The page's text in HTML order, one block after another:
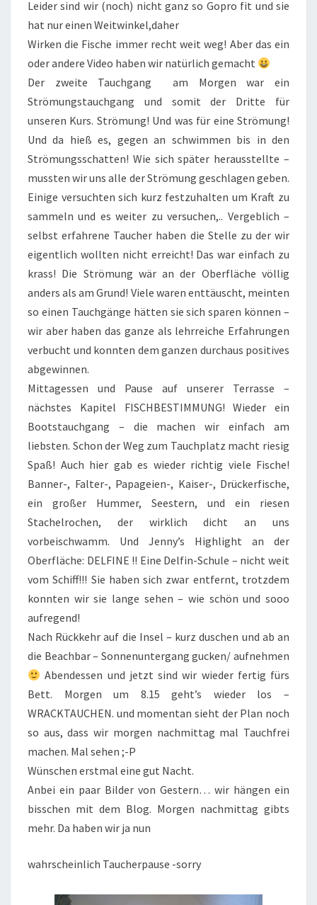
Leider sind wir (noch) nicht ganz so Gopro fit und sie
hat nur einen Weitwinkel,daher
Wirken die Fische immer recht weit weg! Aber das ein
oder andere Video haben wir natürlich gemacht
Der zweite Tauchgang am Morgen war ein
Strömungstauchgang und somit der Dritte für
unseren Kurs. Strömung! Und was für eine Strömung!
Und da hieß es, gegen an schwimmen bis in den
Strömungsschatten! Wie sich später herausstellte –
mussten wir uns alle der Strömung geschlagen geben.
Einige versuchten sich kurz festzuhalten um Kraft zu
sammeln und es weiter zu versuchen,.. Vergeblich –
selbst erfahrene Taucher haben die Stelle zu der wir
eigentlich wollten nicht erreicht! Das war einfach zu
krass! Die Strömung wär an der Oberfläche völlig
anders als am Grund! Viele waren enttäuscht, meinten
so einen Tauchgänge hätten sie sich sparen können –
wir aber haben das ganze als lehrreiche Erfahrungen
verbucht und konnten dem ganzen durchaus positives
abgewinnen.
Mittagessen und Pause auf unserer Terrasse –
nächstes Kapitel FISCHBESTIMMUNG! Wieder ein
Bootstauchgang – die machen wir einfach am
liebsten. Schon der Weg zum Tauchplatz macht riesig
Spaß! Auch hier gab es wieder richtig viele Fische!
Banner-, Falter-, Papageien-, Kaiser-, Drückerfische,
ein großer Hummer, Seestern, und ein riesen
Stachelrochen, der wirklich dicht an uns
vorbeischwamm. Und Jenny’s Highlight an der
Oberfläche: DELFINE !! Eine Delfin-Schule – nicht weit
vom Schiff!!! Sie haben sich zwar entfernt, trotzdem
konnten wir sie lange sehen – wie schön und sooo
aufregend!
Nach Rückkehr auf die Insel – kurz duschen und ab an
die Beachbar – Sonnenuntergang gucken/ aufnehmen
Abendessen und jetzt sind wir wieder fertig fürs
Bett. Morgen um 8.15 geht’s wieder los –
WRACKTAUCHEN. und momentan sieht der Plan noch
so aus, dass wir morgen nachmittag mal Tauchfrei
machen. Mal sehen ;-P
Wünschen erstmal eine gut Nacht.
Anbei ein paar Bilder von Gestern… wir hängen ein
bisschen mit dem Blog. Morgen nachmittag gibts
mehr. Da haben wir ja nun
wahrscheinlich Taucherpause -sorry